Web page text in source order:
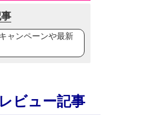
ャンペーンや最新
ビュー記事